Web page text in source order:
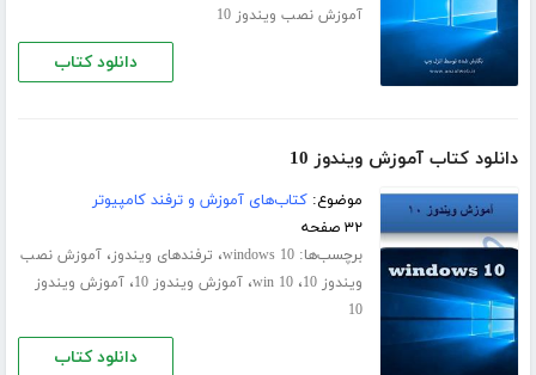
آموزش نصب ویندوز 10
دانلود کتاب
دانلود کتاب آموزش ویندوز 10
موضوع:کتاب‌های آموزش و ترفند کامپیوتر
۳۲ صفحه
برچسب‌ها:windows 10، ترفندهای ویندوز،آموزش نصب
ویندوز 10
،win 10،آموزش ویندوز 10 ،آموزش ویندوز
10
دانلود کتاب